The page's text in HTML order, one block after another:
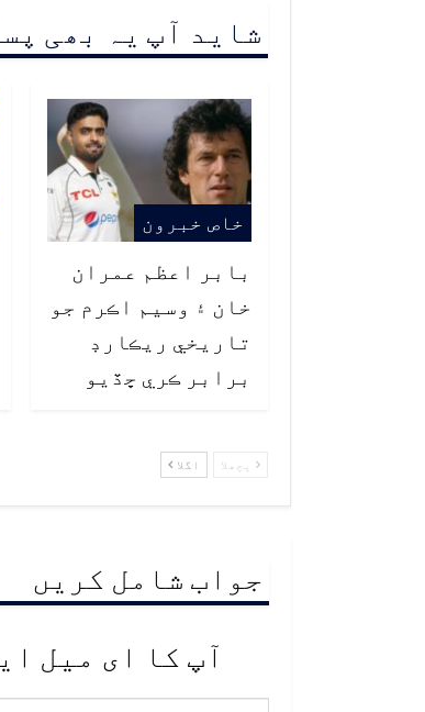
شاید آپ یہ بھی
خاص خبرون
بابر اعظم عمران
خان ۽ وسيم اڪرم جو
تاريخي ريڪارڊ
برابر ڪري ڇڏيو
پچھلا اگلا
جواب شامل کریں
آپ کا ای میل